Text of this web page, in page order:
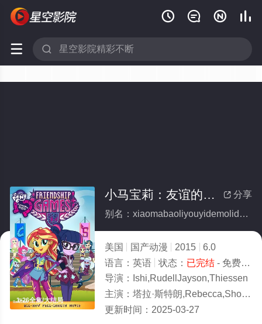
   
 
1-26全集/大结局
 分享
小马宝莉：友谊的魔力第八季(全集)
别名：xiaomabaoliyouyidemolidibaji
美国 国产动漫 2015
6.0
语言： 英语 状态： 已完结- 免费在线观看
导演：
Ishi,RudellJayson,Thiessen
主演： 塔拉·斯特朗,Rebecca,Shoichet,Ashleigh,Ball,Andrea,Libman
更新时间： 2025-03-27